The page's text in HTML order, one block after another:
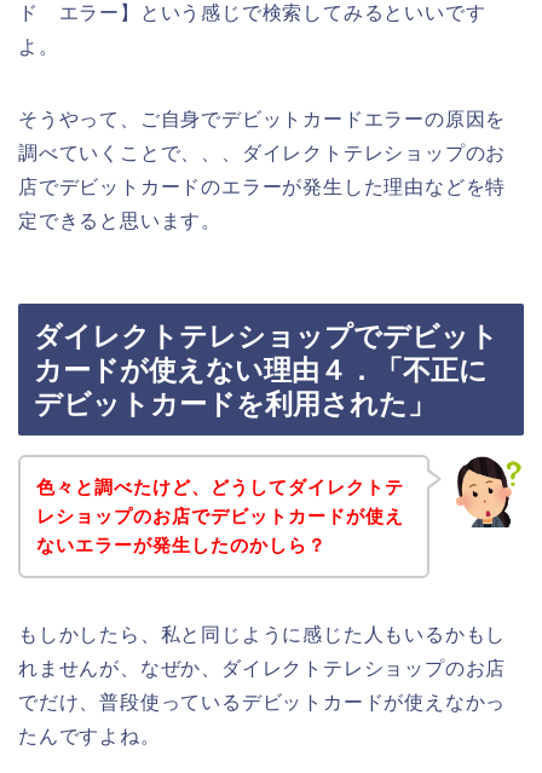
ド エラー】という感じで検索してみるといいです
よ。
そうやって、ご自身でデビットカードエラーの原因を
調べていくことで、、、ダイレクトテレショップのお
店でデビットカードのエラーが発生した理由などを特
定できると思います。
ダイレクトテレショップでデビット
カードが使えない理由４．「不正に
デビットカードを利用された」
色々と調べたけど、どうしてダイレクトテ
レショップのお店でデビットカードが使え
ないエラーが発生したのかしら？
もしかしたら、私と同じように感じた人もいるかもし
れませんが、なぜか、ダイレクトテレショップのお店
でだけ、普段使っているデビットカードが使えなかっ
たんですよね。